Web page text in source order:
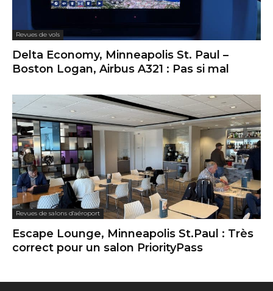
Revues de vols
Delta Economy, Minneapolis St. Paul –
Boston Logan, Airbus A321 : Pas si mal
Revues de salons d'aéroport
Escape Lounge, Minneapolis St.Paul : Très
correct pour un salon PriorityPass